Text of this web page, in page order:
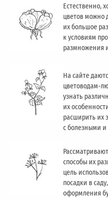
Естественно,
цветов можно
их большое
к условиям
размножения
На сайте
цветоводам-
узнать
их
расширить их
с болезными и
способы их
цель
посадки в
оформления